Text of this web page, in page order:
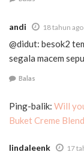
andi 18 tahun ago
@didut: besok2
segala macem
Balas
Ping-balik: Will
Buket Creme Blend
lindaleenk 17